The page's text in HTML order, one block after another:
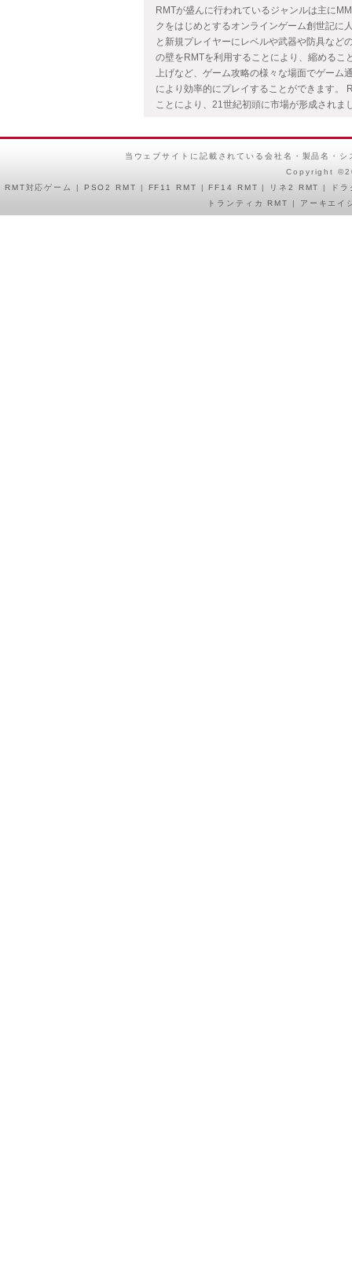
RMTが盛んに行われているジャンルは主に
クをはじめとするオンラインゲーム創世記に
と新規プレイヤーにレベルや武器や防具など
の壁をRMTを利用することにより、縮めるこ
上げなど、ゲーム攻略の様々な場面でゲーム
により効率的にプレイすることができます。
ことにより、21世紀初頭に市場が形成されま
当ウェブサイトに記載されている会社名・製品名・
Copyright
RMT対応ゲーム | PSO2 RMT | FF11 RMT |FF14 RMT | リネ2 RMT |
ド
トランティカ RMT
| アーキエイ